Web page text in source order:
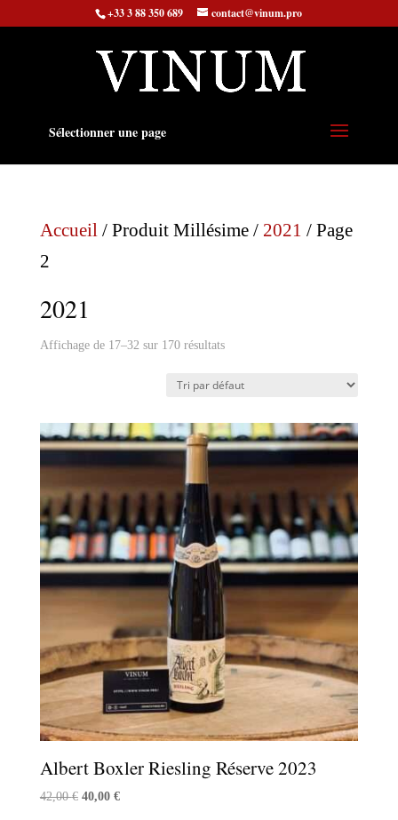
+33 3 88 350 689 contact@vinum.pro
Sélectionner une page
Accueil/ Produit Millésime / 2021 / Page
2
2021
Affichage de 17–32 sur 170 résultats
Albert Boxler Riesling Réserve 2023
42,00€ Le
40,00 €Le